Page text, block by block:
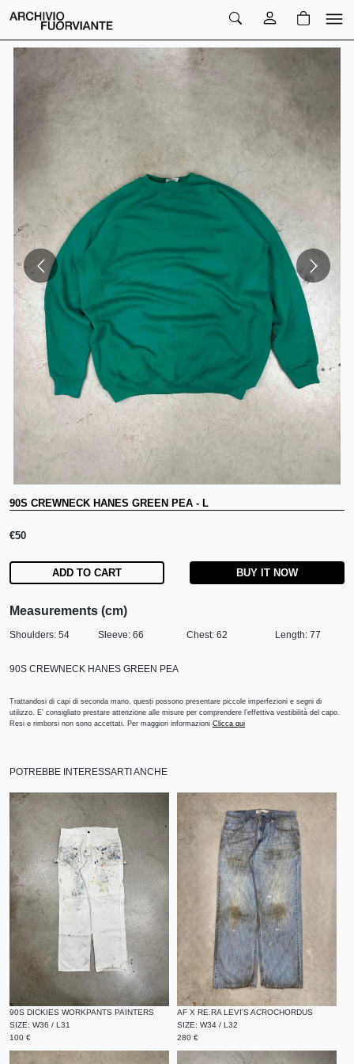
90S CREWNECK HANES GREEN PEA - L
€50
ADD TO CART BUY IT NOW
Measurements (cm)
Shoulders: 54 Sleeve: 66 Chest: 62 Length: 77
90S CREWNECK HANES GREEN PEA
Trattandosi di capi di seconda mano, questi possono presentare piccole imperfezioni e segni di
utilizzo. E’ consigliato prestare attenzione alle misure per comprendere l’effettiva vestibilità del capo.
Resi e rimborsi non sono accettati. Per maggiori informazioni Clicca qui
POTREBBE INTERESSARTI ANCHE
90S DICKIES WORKPANTS PAINTERS
SIZE: W36 / L31
100 €
AF X RE.RA LEVI'S ACROCHORDUS
SIZE: W34 / L32
280 €